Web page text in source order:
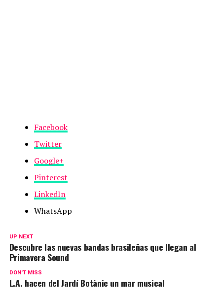
Facebook
Twitter
Google+
Pinterest
LinkedIn
WhatsApp
UP NEXT
Descubre las nuevas bandas brasileñas que llegan al
Primavera Sound
DON'T MISS
L.A. hacen del Jardí Botànic un mar musical